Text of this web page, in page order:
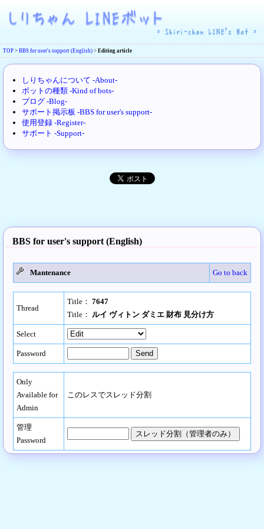
TOP > BBS for user's support (English) > Editing article
しりちゃんについて -About-
ボットの種類 -Kind of bots-
ブログ -Blog-
サポート掲示板 -BBS for user's support-
使用登録 -Register-
サポート -Support-
BBS for user's support (English)
Mantenance Go to back
Thread
Title： 7647
Title： ルイ ヴィトン ダミエ 財布 見分け方
Select
Password
Only
Available for
Admin
このレスでスレッド分割
管理
Password